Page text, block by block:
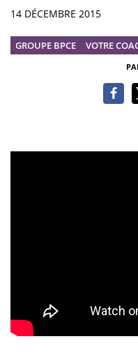
Informations
14 DÉCEMBRE 2015
GROUPE BPCE VOTRE